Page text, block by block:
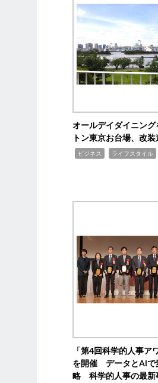
オールデイダイニン
トン東京お台場、改装
ビジネス ライフスタイル
「第4回科学的人事ア
を開催 データとAIで
略 科学的人事の最新